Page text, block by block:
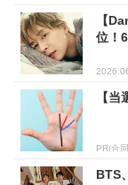
【
位！
【
PR(合
BTS